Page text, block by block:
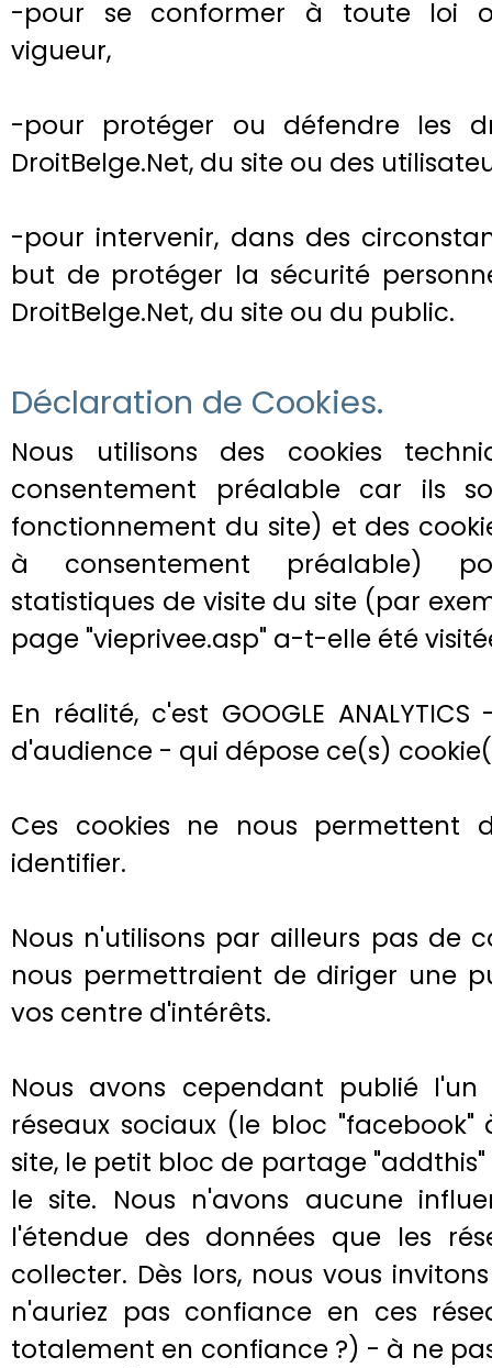
-pour se conformer à toute loi
vigueur,
-pour protéger ou défendre les
DroitBelge.Net, du site ou des
-pour intervenir, dans des
but de protéger la sécurité
DroitBelge.Net, du site ou du public.
Déclaration de Cookies.
Nous utilisons des cookies
consentement préalable car ils
fonctionnement du site) et des
à consentement préalable)
statistiques de visite du site (par
page "vieprivee.asp" a-t-elle été
En réalité, c'est GOOGLE
d'audience - qui dépose ce(s)
Ces cookies ne nous permettent
identifier.
Nous n'utilisons par ailleurs pas de
nous permettraient de diriger une
vos centre d'intérêts.
Nous avons cependant publié
réseaux sociaux (le bloc
site, le petit bloc de partage
le site. Nous n'avons aucune
l'étendue des données que les
collecter. Dès lors, nous vous
n'auriez pas confiance en ces
totalement en confiance ?) - à ne